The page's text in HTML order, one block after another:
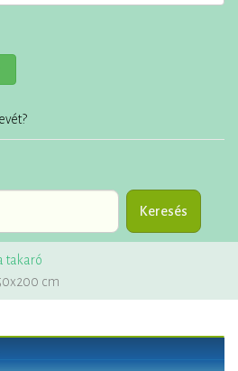
takaró
cm